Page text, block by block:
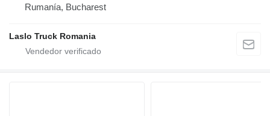
Rumanía, Bucharest
Laslo Truck Romania